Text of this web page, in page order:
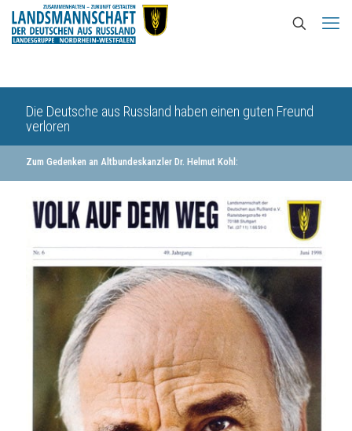
Die Deutsche aus Russland haben einen guten Freund
verloren
Zum Gedenken an Altbundeskanzler Dr. Helmut Kohl: